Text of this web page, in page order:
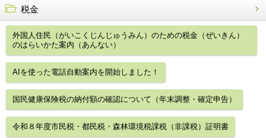
税金
外国人住民（がいこくじんじゅうみん）のための税金（ぜいきん）
のはらいかた案内（あんない）
AIを使った電話自動案内を開始しました！
国民健康保険税の納付額の確認について（年末調整・確定申告）
令和８年度市民税・都民税・森林環境税課税（非課税）証明書